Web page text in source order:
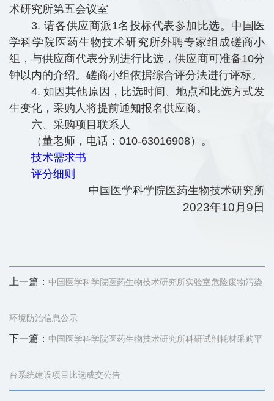
术研究所第五会议室
3. 请各供应商派1名投标代表参加比选。中国医
学科学院医药生物技术研究所外聘专家组成磋商小
组，与供应商代表分别进行比选，供应商可准备10分
钟以内的介绍。磋商小组依据综合评分法进行评标。
4. 如因其他原因，比选时间、地点和比选方式发
生变化，采购人将提前通知报名供应商。
六、采购项目联系人
（董老师，电话：010-63016908）。
技术需求书
评分细则
中国医学科学院医药生物技术研究所
2023年10月9日
上一篇： 中国医学科学院医药生物技术研究所实验室危险废物污染
环境防治信息公示
下一篇： 中国医学科学院医药生物技术研究所科研试剂耗材采购平
台系统建设项目比选成交公告